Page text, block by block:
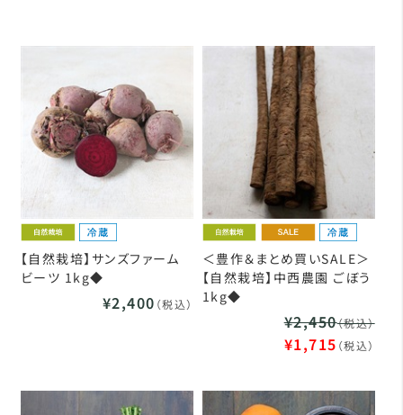
【自然栽培】サンズファーム
ビーツ 1kg◆
¥2,400 （税込）
＜豊作＆まとめ買いSALE＞
【自然栽培】中西農園 ごぼう
1kg◆
¥2,450（税込）
¥1,715 （税込）